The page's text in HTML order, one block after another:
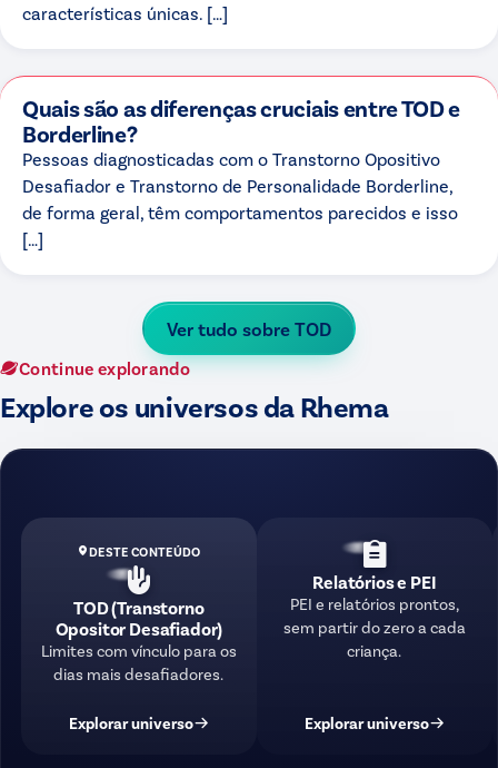
características únicas. […]
Quais são as diferenças cruciais entre TOD e
Borderline?
Pessoas diagnosticadas com o Transtorno Opositivo
Desafiador e Transtorno de Personalidade Borderline,
de forma geral, têm comportamentos parecidos e isso
[…]
Ver tudo sobre TOD
Continue explorando
Explore os universos da Rhema
DESTE CONTEÚDO
TOD (Transtorno
Opositor Desafiador)
Limites com vínculo para os
dias mais desafiadores.
Explorar universo
Relatórios e PEI
PEI e relatórios prontos,
sem partir do zero a cada
criança.
Explorar universo